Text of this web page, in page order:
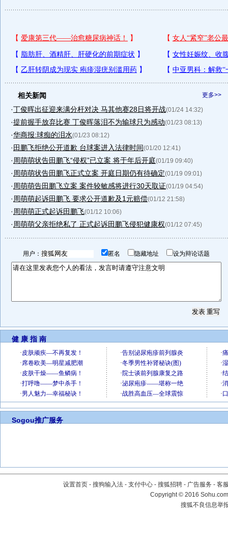
更多>>
相关新闻
·丁俊晖出征迎来满分杆对决 马其他赛28日将开战(01/24 14:32)
·提前握手放弃比赛 丁俊晖落泪不为输球只为感动(01/23 08:13)
·华商报:球痴的泪水(01/23 08:12)
· 田鹏飞拒绝公开道歉 台球案进入法律时间(01/20 12:41)
· 周萌萌状告田鹏飞“侵权”已立案 将于年后开庭(01/19 09:40)
· 周萌萌状告田鹏飞正式立案 开庭日期仍有待确定(01/19 09:01)
· 周萌萌告田鹏飞立案 案件较敏感将进行30天取证(01/19 04:54)
· 周萌萌起诉田鹏飞 要求公开道歉及1元赔偿(01/12 21:58)
· 周萌萌正式起诉田鹏飞(01/12 10:06)
· 周萌萌父亲拒绝私了 正式起诉田鹏飞侵犯健康权(01/12 07:45)
用户： 匿名 隐藏地址 设为辩论话题
健 康 指 南
Sogou推广服务
设置首页 - 搜狗输入法 - 支付中心 - 搜狐招聘 - 广告服务 - 客
Copyright©2016
搜狐不良信息举